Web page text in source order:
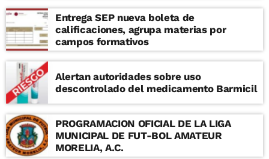
Entrega SEP nueva boleta de
calificaciones, agrupa materias por
campos formativos
Alertan autoridades sobre uso
descontrolado del medicamento Barmicil
PROGRAMACION OFICIAL DE LA LIGA
MUNICIPAL DE FUT-BOL AMATEUR
MORELIA, A.C.